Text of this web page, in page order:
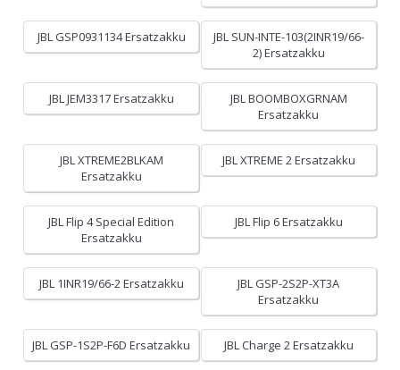
JBL GSP0931134 Ersatzakku
JBL SUN-INTE-103(2INR19/66-
2) Ersatzakku
JBL JEM3317 Ersatzakku
JBL BOOMBOXGRNAM
Ersatzakku
JBL XTREME2BLKAM
Ersatzakku
JBL XTREME 2 Ersatzakku
JBL Flip 4 Special Edition
Ersatzakku
JBL Flip 6 Ersatzakku
JBL 1INR19/66-2 Ersatzakku
JBL GSP-2S2P-XT3A
Ersatzakku
JBL GSP-1S2P-F6D Ersatzakku JBL Charge 2 Ersatzakku